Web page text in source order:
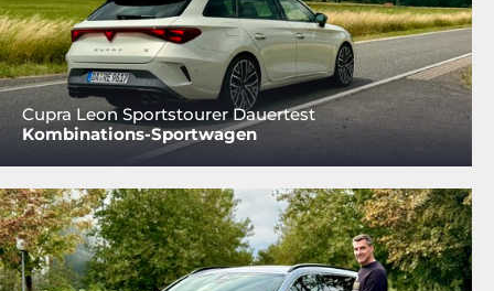
Cupra Leon Sportstourer Dauertest
Kombinations-Sportwagen